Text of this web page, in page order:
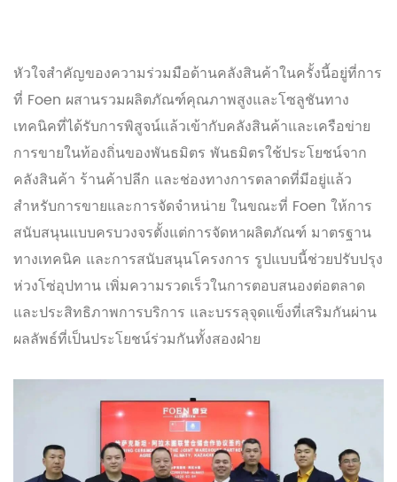
หัวใจสำคัญของความร่วมมือด้านคลังสินค้าในครั้งนี้อยู่ที่การ
ที่ Foen ผสานรวมผลิตภัณฑ์คุณภาพสูงและโซลูชันทาง
เทคนิคที่ได้รับการพิสูจน์แล้วเข้ากับคลังสินค้าและเครือข่าย
การขายในท้องถิ่นของพันธมิตร พันธมิตรใช้ประโยชน์จาก
คลังสินค้า ร้านค้าปลีก และช่องทางการตลาดที่มีอยู่แล้ว
สำหรับการขายและการจัดจำหน่าย ในขณะที่ Foen ให้การ
สนับสนุนแบบครบวงจรตั้งแต่การจัดหาผลิตภัณฑ์ มาตรฐาน
ทางเทคนิค และการสนับสนุนโครงการ รูปแบบนี้ช่วยปรับปรุง
ห่วงโซ่อุปทาน เพิ่มความรวดเร็วในการตอบสนองต่อตลาด
และประสิทธิภาพการบริการ และบรรลุจุดแข็งที่เสริมกันผ่าน
ผลลัพธ์ที่เป็นประโยชน์ร่วมกันทั้งสองฝ่าย